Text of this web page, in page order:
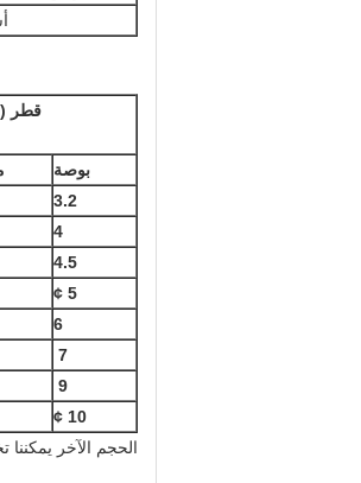
قطر
بوصة
3.2
4
4.5
5 ¢
6
7 ‬
9 ‬
10 ¢
الحجم الآخر